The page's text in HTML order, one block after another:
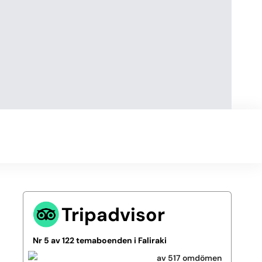
Tripadvisor
Nr 5 av 122 temaboenden i Faliraki
av 517 omdömen